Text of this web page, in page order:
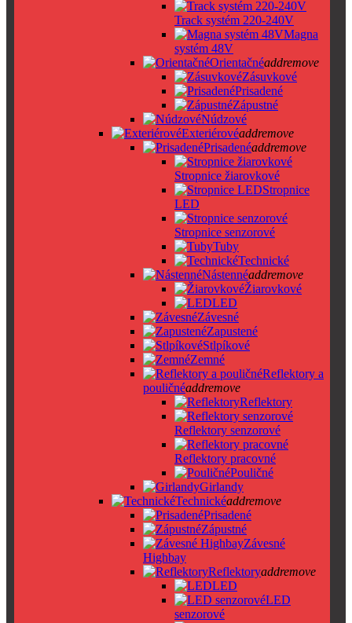
Track systém 220-240V
Magna
systém 48V
Orientačnéaddremove
Zásuvkové
Prisadené
Zápustné
Núdzové
Exteriérovéaddremove
Prisadenéaddremove
Stropnice žiarovkové
Stropnice
LED
Stropnice senzorové
Tuby
Technické
Nástennéaddremove
Žiarovkové
LED
Závesné
Zapustené
Stlpíkové
Zemné
Reflektory a
pouličnéaddremove
Reflektory
Reflektory senzorové
Reflektory pracovné
Pouličné
Girlandy
Technickéaddremove
Prisadené
Zápustné
Závesné
Highbay
Reflektoryaddremove
LED
LED
senzorové